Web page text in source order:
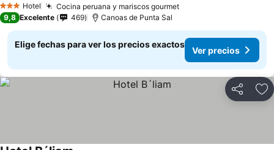
3 Estrellas
Hotel Cocina peruana y mariscos gourmet
9,8 Excelente 469 Canoas de Punta Sal
Elige fechas para ver los precios exactos
Ver precios
Compartir